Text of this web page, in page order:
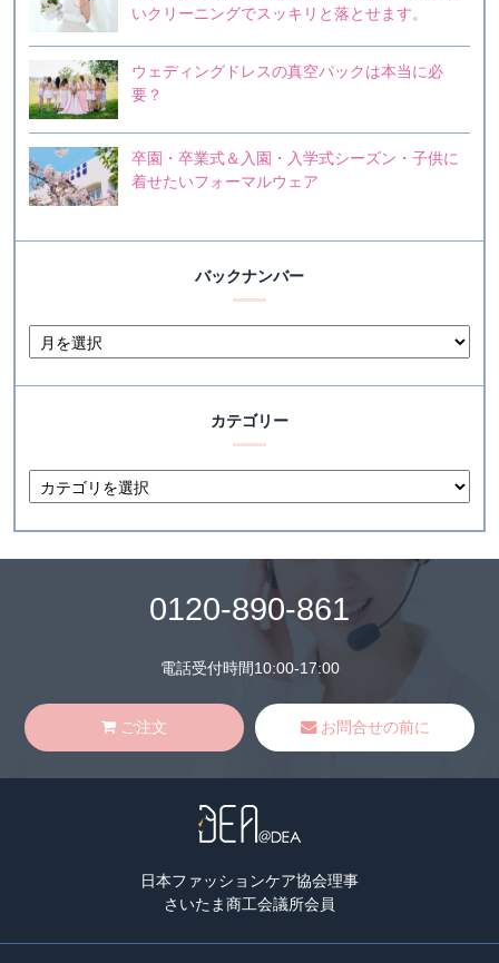
いクリーニングでスッキリと落とせます。
ウェディングドレスの真空パックは本当に必
要？
卒園・卒業式＆入園・入学式シーズン・子供に
着せたいフォーマルウェア
バックナンバー
カテゴリー
0120-890-861
電話受付時間10:00-17:00
ご注文 お問合せの前に
日本ファッションケア協会理事
さいたま商工会議所会員